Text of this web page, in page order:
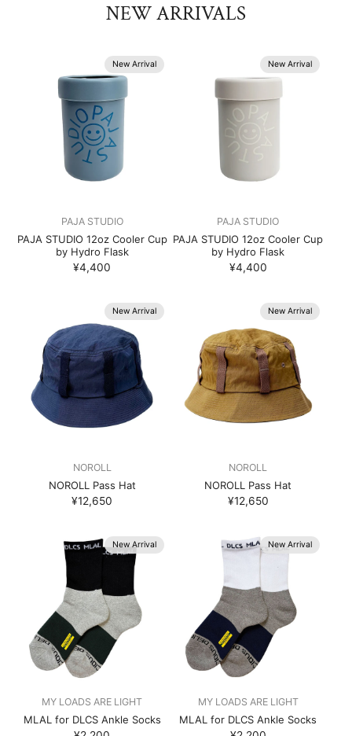
NEW ARRIVALS
New Arrival
PAJA STUDIO
PAJA STUDIO 12oz Cooler Cup
by Hydro Flask
¥4,400
New Arrival
PAJA STUDIO
PAJA STUDIO 12oz Cooler Cup
by Hydro Flask
¥4,400
New Arrival
NOROLL
NOROLL Pass Hat
¥12,650
New Arrival
NOROLL
NOROLL Pass Hat
¥12,650
New Arrival
MY LOADS ARE LIGHT
MLAL for DLCS Ankle Socks
New Arrival
MY LOADS ARE LIGHT
MLAL for DLCS Ankle Socks